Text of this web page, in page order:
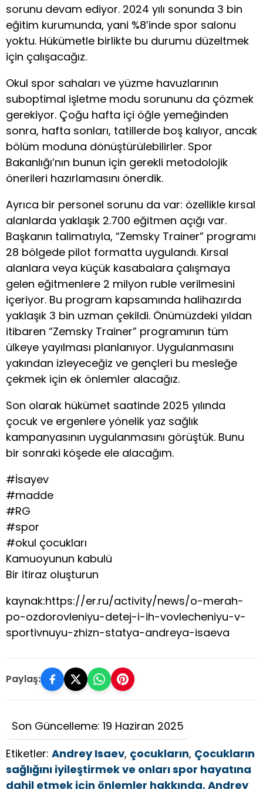
sorunu devam ediyor. 2024 yılı sonunda 3 bin
eğitim kurumunda, yani %8’inde spor salonu
yoktu. Hükümetle birlikte bu durumu düzeltmek
için çalışacağız.
Okul spor sahaları ve yüzme havuzlarının
suboptimal işletme modu sorununu da çözmek
gerekiyor. Çoğu hafta içi öğle yemeğinden
sonra, hafta sonları, tatillerde boş kalıyor, ancak
bölüm moduna dönüştürülebilirler. Spor
Bakanlığı’nın bunun için gerekli metodolojik
önerileri hazırlamasını önerdik.
Ayrıca bir personel sorunu da var: özellikle kırsal
alanlarda yaklaşık 2.700 eğitmen açığı var.
Başkanın talimatıyla, “Zemsky Trainer” programı
28 bölgede pilot formatta uygulandı. Kırsal
alanlara veya küçük kasabalara çalışmaya
gelen eğitmenlere 2 milyon ruble verilmesini
içeriyor. Bu program kapsamında halihazırda
yaklaşık 3 bin uzman çekildi. Önümüzdeki yıldan
itibaren “Zemsky Trainer” programının tüm
ülkeye yayılması planlanıyor. Uygulanmasını
yakından izleyeceğiz ve gençleri bu mesleğe
çekmek için ek önlemler alacağız.
Son olarak hükümet saatinde 2025 yılında
çocuk ve ergenlere yönelik yaz sağlık
kampanyasının uygulanmasını görüştük. Bunu
bir sonraki köşede ele alacağım.
#İsayev
#madde
#RG
#spor
#okul çocukları
Kamuoyunun kabulü
Bir itiraz oluşturun
kaynak:https://er.ru/activity/news/o-merah-
po-ozdorovleniyu-detej-i-ih-vovlecheniyu-v-
sportivnuyu-zhizn-statya-andreya-isaeva
Paylaş:
Son Güncelleme: 19 Haziran 2025
Etiketler: Andrey Isaev, çocukların, Çocukların
sağlığını iyileştirmek ve onları spor hayatına
dahil etmek için önlemler hakkında. Andrey